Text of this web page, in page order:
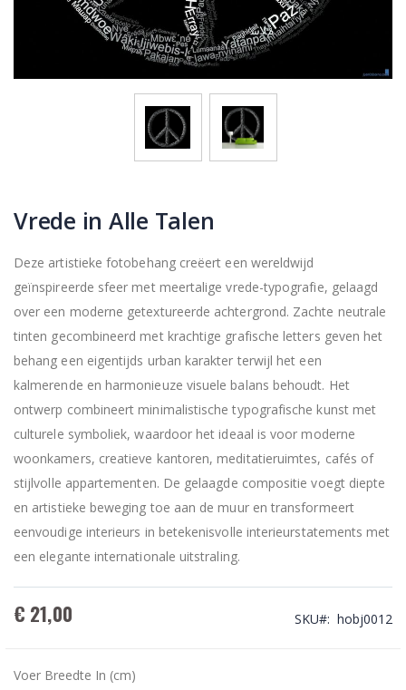
Vrede in Alle Talen
Deze artistieke fotobehang creëert een wereldwijd
geïnspireerde sfeer met meertalige vrede-typografie, gelaagd
over een moderne getextureerde achtergrond. Zachte neutrale
tinten gecombineerd met krachtige grafische letters geven het
behang een eigentijds urban karakter terwijl het een
kalmerende en harmonieuze visuele balans behoudt. Het
ontwerp combineert minimalistische typografische kunst met
culturele symboliek, waardoor het ideaal is voor moderne
woonkamers, creatieve kantoren, meditatieruimtes, cafés of
stijlvolle appartementen. De gelaagde compositie voegt diepte
en artistieke beweging toe aan de muur en transformeert
eenvoudige interieurs in betekenisvolle interieurstatements met
een elegante internationale uitstraling.
€ 21,00 SKU hobj0012
Voer Breedte In (cm)